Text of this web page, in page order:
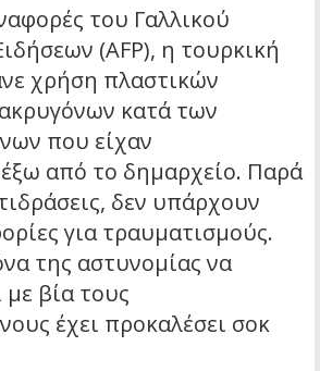
του Γαλλικού
(AFP), η τουρκική
χρήση πλαστικών
κατά των
που είχαν
από το δημαρχείο. Παρά
δεν υπάρχουν
για τραυματισμούς.
της αστυνομίας να
με βία τους
έχει προκαλέσει σοκ